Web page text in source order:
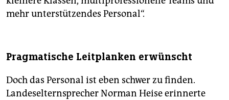
mehr unterstützendes Personal“.
Pragmatische Leitplanken erwünscht
Doch das Personal ist eben schwer zu finden.
Landeselternsprecher Norman Heise erinnerte